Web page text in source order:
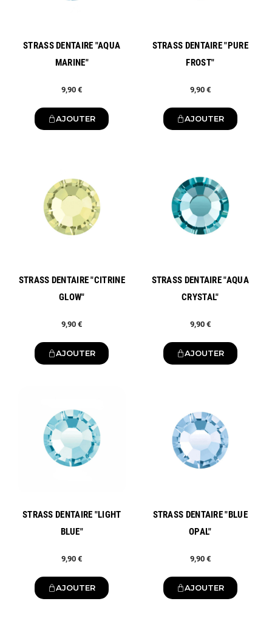
STRASS DENTAIRE "AQUA
MARINE"
9,90 €
AJOUTER
STRASS DENTAIRE "PURE
FROST"
9,90 €
AJOUTER
STRASS DENTAIRE "CITRINE
GLOW"
9,90 €
AJOUTER
STRASS DENTAIRE "AQUA
CRYSTAL"
9,90 €
AJOUTER
STRASS DENTAIRE "LIGHT
BLUE"
9,90 €
AJOUTER
STRASS DENTAIRE "BLUE
OPAL"
9,90 €
AJOUTER